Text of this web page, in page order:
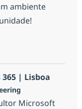
ambiente
Microsoft
| Lisboa
Microsoft